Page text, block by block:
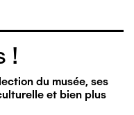
!
du musée, ses
et bien plus